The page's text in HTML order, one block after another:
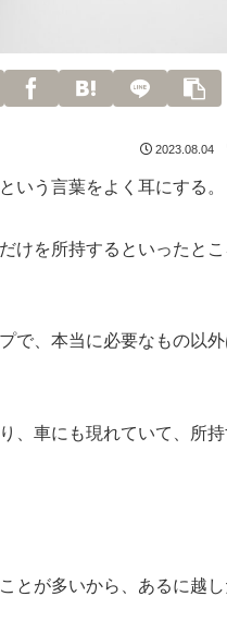
2023.08.04
いう言葉をよく耳にする。
けを所持するといったとこ
で、本当に必要なもの以
、車にも現れていて、所
とが多いから、あるに越